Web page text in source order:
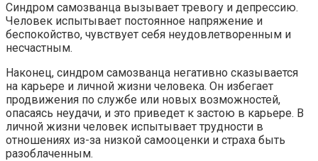
Синдром самозванца вызывает тревогу и депрессию.
Человек испытывает постоянное напряжение и
беспокойство, чувствует себя неудовлетворенным и
несчастным.
Наконец, синдром самозванца негативно сказывается
на карьере и личной жизни человека. Он избегает
продвижения по службе или новых возможностей,
опасаясь неудачи, и это приведет к застою в карьере. В
личной жизни человек испытывает трудности в
отношениях из-за низкой самооценки и страха быть
разоблаченным.